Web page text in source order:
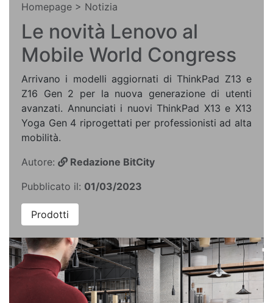
Homepage > Notizia
Le novità Lenovo al
Mobile World Congress
Arrivano i modelli aggiornati di ThinkPad Z13 e
Z16 Gen 2 per la nuova generazione di utenti
avanzati. Annunciati i nuovi ThinkPad X13 e X13
Yoga Gen 4 riprogettati per professionisti ad alta
mobilità.
Autore:
Redazione BitCity
Pubblicato il: 01/03/2023
Prodotti